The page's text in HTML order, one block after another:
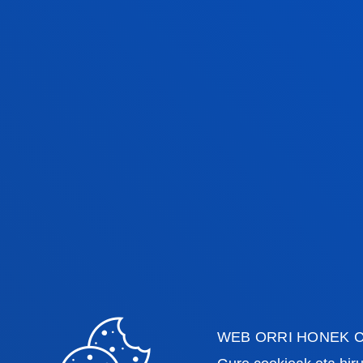
WEB ORRI HONEK
HURRENGO